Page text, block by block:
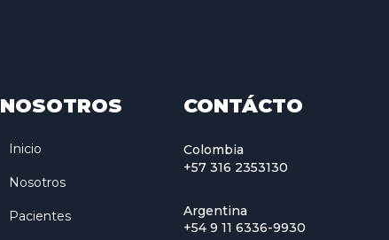
NOSOTROS
Inicio
Nosotros
Pacientes
CONTÁCTO
Colombia
+57 316 2353130
Argentina
+54 9 11 6336-9930